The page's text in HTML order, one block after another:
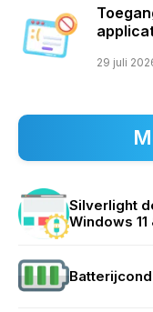
29 juli
Silverlight
Windows 11